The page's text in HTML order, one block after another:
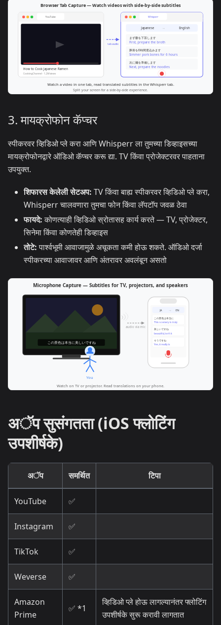
3. मायक्रोफोन कॅप्चर
स्पीकरवर व्हिडिओ प्ले करा आणि Whisperr ला तुमच्या डिव्हाइसच्या
मायक्रोफोनद्वारे ऑडिओ कॅप्चर करू द्या. TV किंवा प्रोजेक्टरवर पाहताना
उपयुक्त.
शिफारस केलेली सेटअप: TV किंवा बाह्य स्पीकरवर व्हिडिओ प्ले करा,
Whisperr चालवणारा तुमचा फोन किंवा लॅपटॉप जवळ ठेवा
फायदे:कोणत्याही व्हिडिओ स्रोतासह कार्य करते — TV, प्रोजेक्टर,
सिनेमा किंवा कोणतेही डिव्हाइस
तोटे:पार्श्वभूमी आवाजामुळे अचूकता कमी होऊ शकते. ऑडिओ दर्जा
स्पीकरच्या आवाजावर आणि अंतरावर अवलंबून असतो
अॅप सुसंगतता (iOS फ्लोटिंग
उपशीर्षके)
अॅप समर्थित टिपा
YouTube ✅
Instagram ✅
TikTok ✅
Weverse ✅
Amazon
Prime
✅ *1
व्हिडिओ प्ले होऊ लागल्यानंतर फ्लोटिंग
उपशीर्षके सुरू करावी लागतात